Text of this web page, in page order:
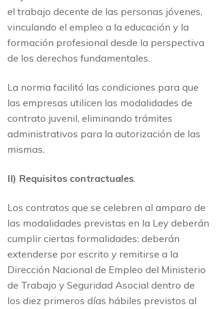
el trabajo decente de las personas jóvenes,
vinculando el empleo a la educación y la
formación profesional desde la perspectiva
de los derechos fundamentales.
La norma facilitó las condiciones para que
las empresas utilicen las modalidades de
contrato juvenil, eliminando trámites
administrativos para la autorización de las
mismas.
II) Requisitos contractuales.
Los contratos que se celebren al amparo de
las modalidades previstas en la Ley deberán
cumplir ciertas formalidades: deberán
extenderse por escrito y remitirse a la
Dirección Nacional de Empleo del Ministerio
de Trabajo y Seguridad Asocial dentro de
los diez primeros días hábiles previstos al